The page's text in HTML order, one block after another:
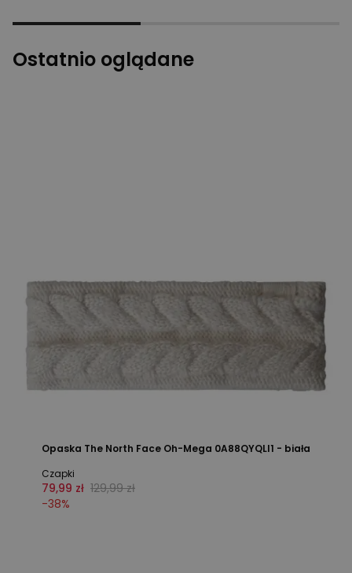
Ostatnio oglądane
Opaska The North Face Oh-Mega 0A88QYQLI1 - biała
Czapki
79,99 zł 129,99 zł
-38%